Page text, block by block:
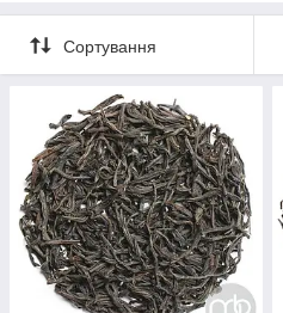
Сортування